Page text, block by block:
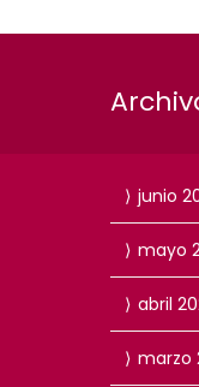
junio
mayo
abril
marzo